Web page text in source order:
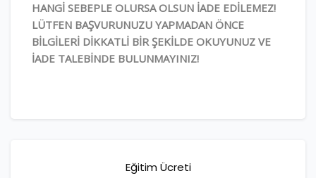
HANGİ SEBEPLE OLURSA OLSUN İADE EDİLEMEZ!
LÜTFEN BAŞVURUNUZU YAPMADAN ÖNCE
BİLGİLERİ DİKKATLİ BİR ŞEKİLDE OKUYUNUZ VE
İADE TALEBİNDE BULUNMAYINIZ!
Eğitim Ücreti